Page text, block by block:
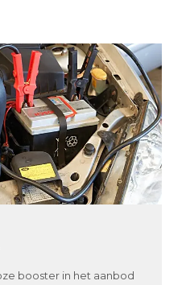
booster in het aanbod